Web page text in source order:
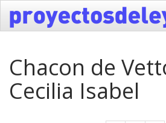
Chacon de
Cecilia Isabel